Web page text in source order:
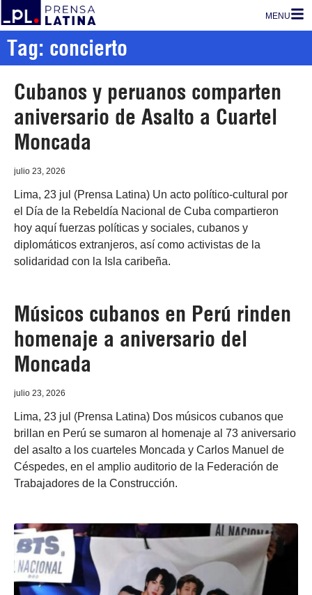
MENU
Tag: concierto
Cubanos y peruanos comparten
aniversario de Asalto a Cuartel
Moncada
julio 23, 2026
Lima, 23 jul (Prensa Latina) Un acto político-cultural por
el Día de la Rebeldía Nacional de Cuba compartieron
hoy aquí fuerzas políticas y sociales, cubanos y
diplomáticos extranjeros, así como activistas de la
solidaridad con la Isla caribeña.
Músicos cubanos en Perú rinden
homenaje a aniversario del
Moncada
julio 23, 2026
Lima, 23 jul (Prensa Latina) Dos músicos cubanos que
brillan en Perú se sumaron al homenaje al 73 aniversario
del asalto a los cuarteles Moncada y Carlos Manuel de
Céspedes, en el amplio auditorio de la Federación de
Trabajadores de la Construcción.